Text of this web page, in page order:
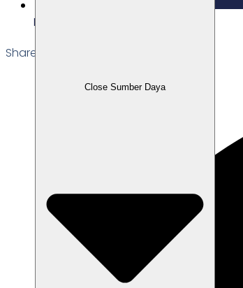
Close Sumber Daya
Edited: 27/11/2025
Share the Post: